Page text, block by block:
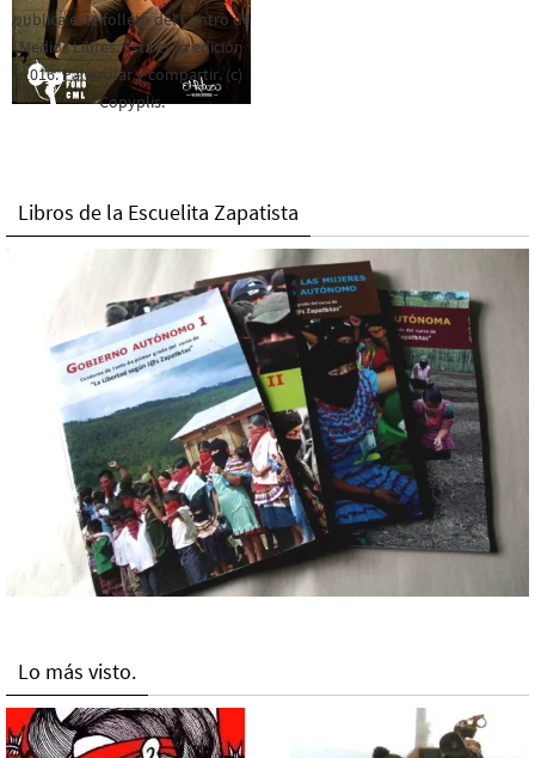
publica este folleto del Centro de
Medios Libres. Esta es la edición
2016. Para rolar y compartir. (c)
Copyplis.
Libros de la Escuelita Zapatista
Lo más visto.